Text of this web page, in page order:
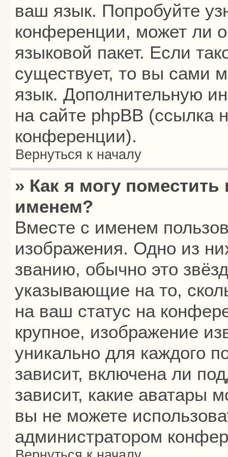
ваш язык. Попробуйте
конференции, может ли
языковой пакет. Если
существует, то вы сами
язык. Дополнительную
на сайте phpBB (ссылка
конференции).
Вернуться к началу
» Как я могу
именем?
Вместе с именем
изображения. Одно из
званию, обычно это
указывающие на то,
на ваш статус на
крупное, изображение
уникально для каждого
зависит, включена ли
зависит, какие аватары
вы не можете
администратором